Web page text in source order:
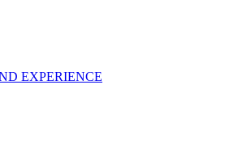
EXPERIENCE